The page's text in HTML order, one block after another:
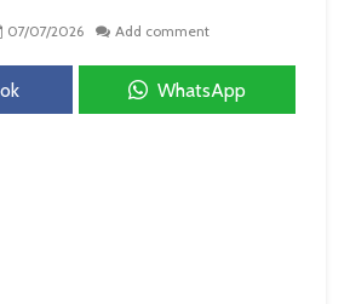
07/07/2026 Add comment
WhatsApp